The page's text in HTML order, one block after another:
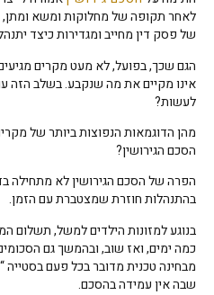
לאחר תקופה של מחלוקות ומשא
של פסק דין מחייב ומגדירות כיצד
הגם שכך, בפועל, לא מעט מקרים
אינו מקיים את מה שנקבע. בשלב הזה
לעשות?
מהן הדוגמאות הנפוצות ביותר של
הסכם הגירושין?
הפרה של הסכם הגירושין לא מתחילה
בהתנהלות חוזרת שמצטברת עם הזמן.
בנוגע למזונות הילדים למשל, תשלום
כמה ימים, ואז שוב, ובהמשך גם
מבחינה טכנית מדובר בכל פעם בסטייה
שבה אין עמידה בהסכם.